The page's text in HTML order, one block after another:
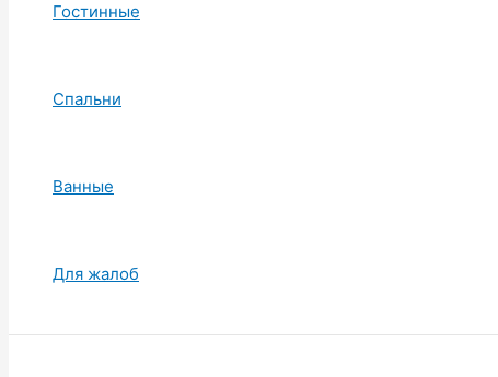
Гостинные
Спальни
Ванные
Для жалоб